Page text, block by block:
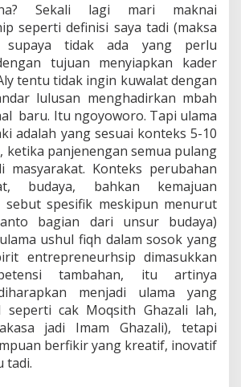
Sekali lagi mari maknai
seperti definisi saya tadi (maksa
tidak ada yang perlu
tujuan menyiapkan kader
tentu tidak ingin kuwalat dengan
lulusan menghadirkan mbah
baru. Itu ngoyoworo. Tapi ulama
adalah yang sesuai konteks 5-10
ketika panjenengan semua pulang
masyarakat. Konteks perubahan
budaya, bahkan kemajuan
sebut spesifik meskipun menurut
bagian dari unsur budaya)
ushul fiqh dalam sosok yang
entrepreneurhsip dimasukkan
tambahan, itu artinya
menjadi ulama yang
seperti cak Moqsith Ghazali lah,
jadi Imam Ghazali), tetapi
berfikir yang kreatif, inovatif
tadi.